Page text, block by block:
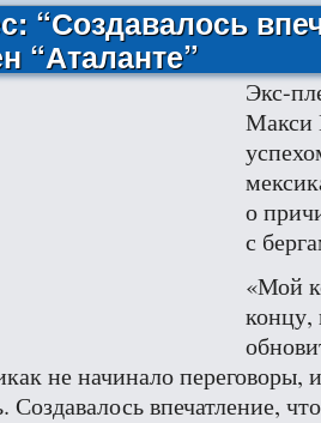
“Создавалось
“Аталанте”
Экс-
Макси
о
с
«Мой
концу,
не начинало переговоры,
Создавалось впечатление,